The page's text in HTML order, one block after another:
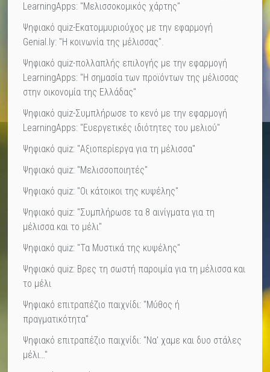
LearningApps: "Μελισσοκομικός χάρτης"
Ψηφιακό quiz-Εκατομμυριούχος με την εφαρμογή
Genial.ly: "Η κοινωνία της μέλισσας".
Ψηφιακό quiz-πολλαπλής επιλογής με την εφαρμογή
LearningApps: "Η σημασία των προϊόντων της μέλισσας
στην οικονομία της Ελλάδας"
Ψηφιακό quiz-Συμπλήρωσε το κενό με την εφαρμογή
LearningApps: "Ευεργετικές ιδιότητες του μελιού"
Ψηφιακό quiz: "Αξιοπερίεργα για τη μέλισσα"
Ψηφιακό quiz: "Μελισσοποιητές"
Ψηφιακό quiz: "Οι κάτοικοι της κυψέλης"
Ψηφιακό quiz: "Συμπλήρωσε τα 8 αινίγματα για τη
μέλισσα και το μέλι"
Ψηφιακό quiz: "Τα Μυστικά της κυψέλης"
Ψηφιακό quiz: Βρες τη σωστή παροιμία για τη μέλισσα και
το μέλι
Ψηφιακό επιτραπέζιο παιχνίδι: "Μύθος ή
πραγματικότητα"
Ψηφιακό επιτραπέζιο παιχνίδι: "Να' χαμε και δυο στάλες
μέλι…"